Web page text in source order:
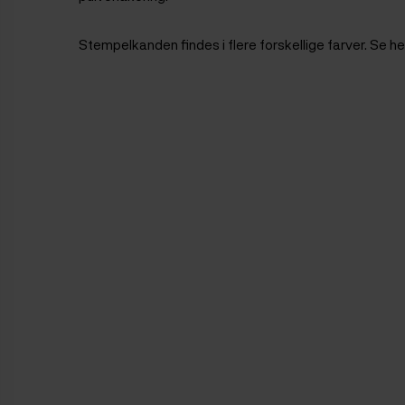
Stempelkanden findes i flere forskellige farver. Se